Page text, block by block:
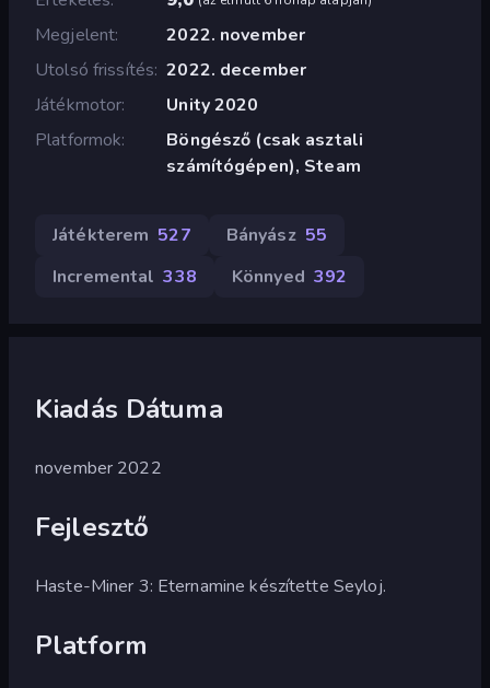
Megjelent
2022. november
Utolsó frissítés 2022. december
Játékmotor
Unity 2020
Platformok
Böngésző (csak asztali
számítógépen), Steam
Játékterem 527 Bányász 55
Incremental 338 Könnyed 392
Kiadás Dátuma
november 2022
Fejlesztő
Haste-Miner 3: Eternamine készítette Seyloj.
Platform